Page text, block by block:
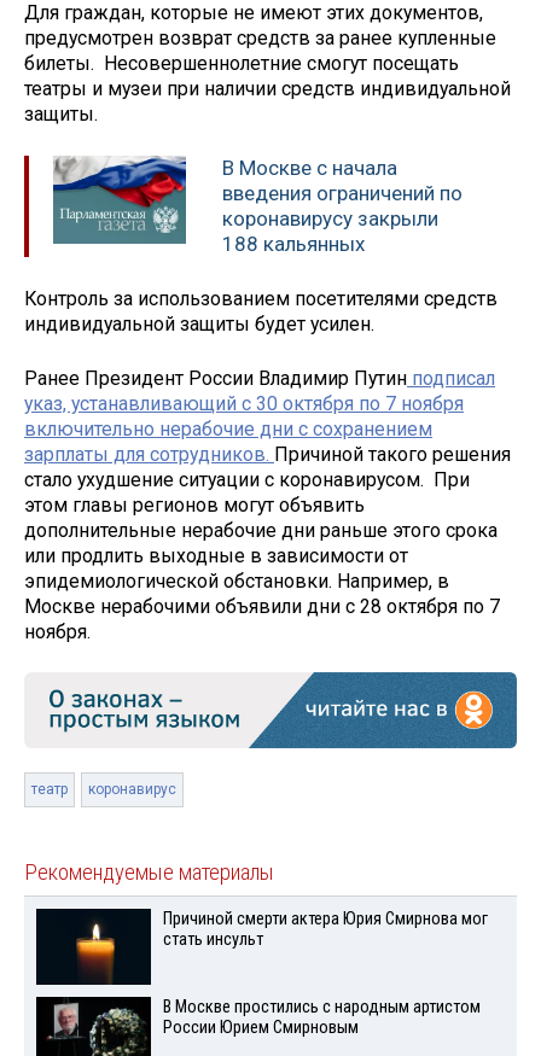
Для граждан, которые не имеют этих документов,
предусмотрен возврат средств за ранее купленные
билеты. Несовершеннолетние смогут посещать
театры и музеи при наличии средств индивидуальной
защиты.
В Москве с начала
введения ограничений по
коронавирусу закрыли
188 кальянных
Контроль за использованием посетителями средств
индивидуальной защиты будет усилен.
Ранее Президент России Владимир Путин подписал
указ, устанавливающий с 30 октября по 7 ноября
включительно нерабочие дни с сохранением
зарплаты для сотрудников. Причиной такого решения
стало ухудшение ситуации с коронавирусом. При
этом главы регионов могут объявить
дополнительные нерабочие дни раньше этого срока
или продлить выходные в зависимости от
эпидемиологической обстановки. Например, в
Москве нерабочими объявили дни с 28 октября по 7
ноября.
театр коронавирус
Рекомендуемые материалы
Причиной смерти актера Юрия Смирнова мог
стать инсульт
В Москве простились с народным артистом
России Юрием Смирновым